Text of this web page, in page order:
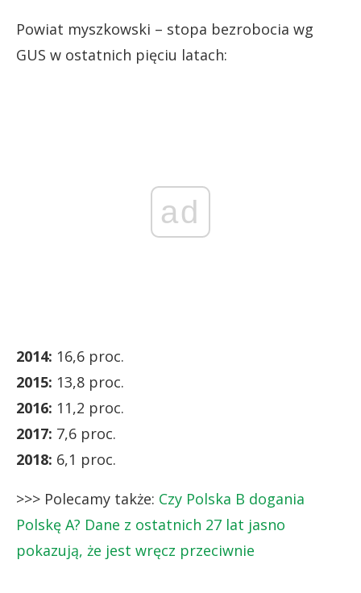
Powiat myszkowski – stopa bezrobocia wg
GUS w ostatnich pięciu latach:
ad
2014: 16,6 proc.
2015: 13,8 proc.
2016: 11,2 proc.
2017: 7,6 proc.
2018: 6,1 proc.
>>> Polecamy także: Czy Polska B dogania
Polskę A? Dane z ostatnich 27 lat jasno
pokazują, że jest wręcz przeciwnie